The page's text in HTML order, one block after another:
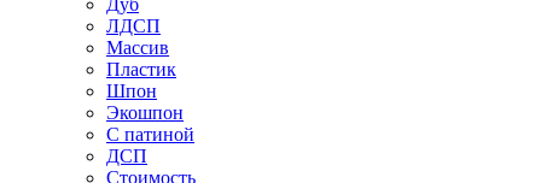
Дуб
ЛДСП
Массив
Пластик
Шпон
Экошпон
С патиной
ДСП
Стоимость